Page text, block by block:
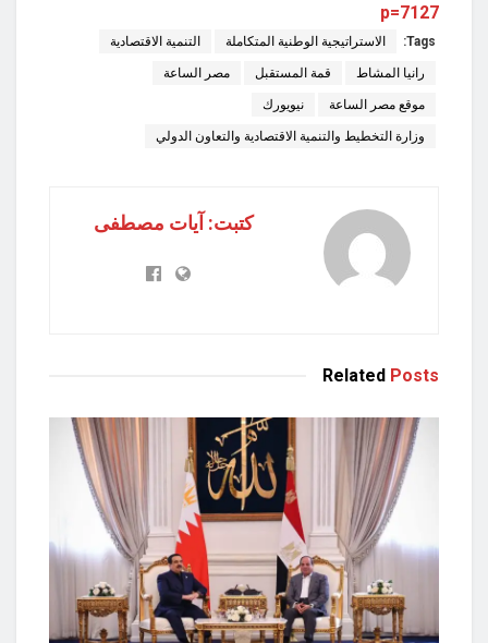
p=7127
Tags: الاستراتيجية الوطنية المتكاملة التنمية الاقتصادية
رانيا المشاط قمة المستقبل مصر الساعة
موقع مصر الساعة نيويورك
وزارة التخطيط والتنمية الاقتصادية والتعاون الدولي
كتبت: آيات مصطفى
Related Posts